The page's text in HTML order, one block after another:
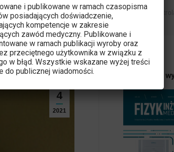
Jesteś tutaj:
Strona główna Aktualności
4
2021
Najnowsze
i publikowane w ramach czasopisma
posiadających doświadczenie,
kompetencje w zakresie
zawód medyczny. Publikowane i
w ramach publikacji wyroby oraz
przeciętnego użytkownika w związku z
w błąd. Wszystkie wskazane wyżej treści
do publicznej wiadomości.